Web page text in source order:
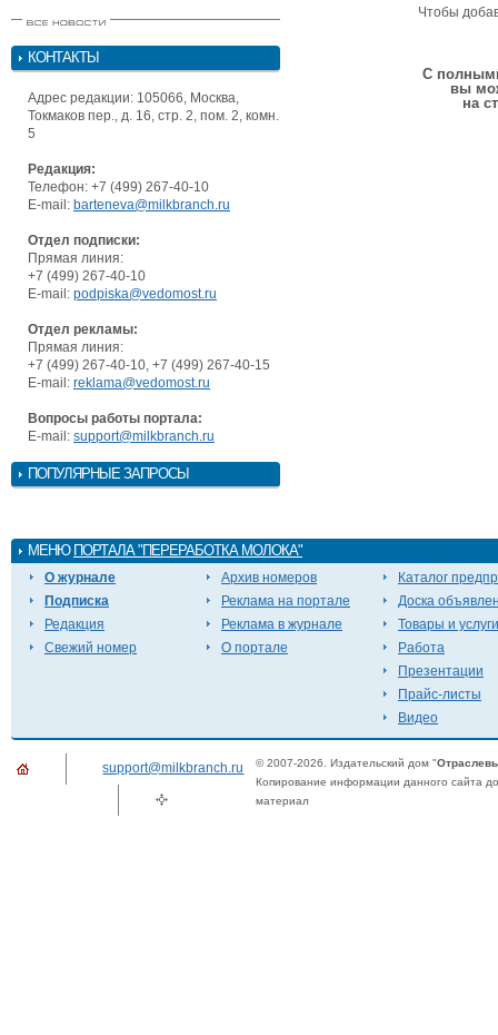
КОНТАКТЫ
Адрес редакции: 105066, Москва,
Токмаков пер., д. 16, стр. 2, пом. 2, комн.
5
Редакция:
Телефон: +7 (499) 267-40-10
E-mail: barteneva@milkbranch.ru
Отдел подписки:
Прямая линия:
+7 (499) 267-40-10
E-mail: podpiska@vedomost.ru
Отдел рекламы:
Прямая линия:
+7 (499) 267-40-10, +7 (499) 267-40-15
E-mail: reklama@vedomost.ru
Вопросы работы портала:
E-mail: support@milkbranch.ru
ПОПУЛЯРНЫЕ ЗАПРОСЫ
Чтобы
С
вы
на
МЕНЮ ПОРТАЛА "ПЕРЕРАБОТКА МОЛОКА"
О журнале
Подписка
Редакция
Свежий номер
Архив номеров
Реклама на портале
Реклама в журнале
О портале
Каталог
Доска
Товары и услуги
Работа
Презентации
Прайс-листы
Видео
support@milkbranch.ru © 2007-2026. Издательский дом "
Копирование информации данного сайта
материал